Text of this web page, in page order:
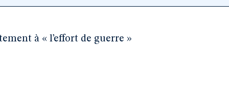
à « l’effort de guerre »